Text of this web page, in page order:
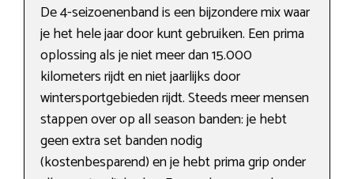
De 4-seizoenenband is een bijzondere mix waar
je het hele jaar door kunt gebruiken. Een prima
oplossing als je niet meer dan 15.000
kilometers rijdt en niet jaarlijks door
wintersportgebieden rijdt. Steeds meer mensen
stappen over op all season banden: je hebt
geen extra set banden nodig
(kostenbesparend) en je hebt prima grip onder